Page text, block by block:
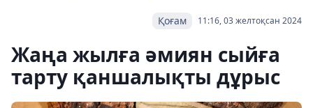
11:16, 03 желтоқсан 2024
Қоғам
Жаңа жылға әмиян сыйға
тарту қаншалықты дұрыс